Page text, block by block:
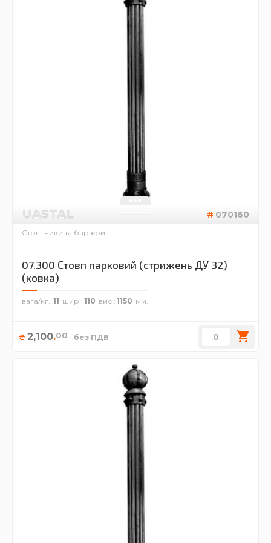
UASTAL 070160
Стовпчики та бар'єри
07.300 Стовп парковий (стрижень ДУ 32)
(ковка)
вага/кг. 11 шир. 110 вис. 1150
₴ 2,100.00 без ПДВ